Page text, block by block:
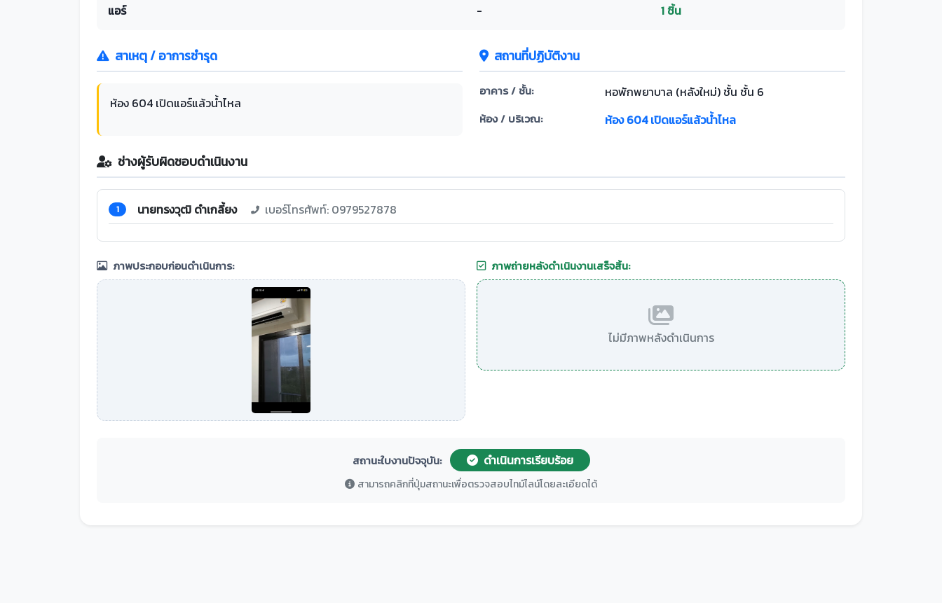
แอร์ - 1 ชิ้น
สาเหตุ / อาการชำรุด
ห้อง 604 เปิดแอร์แล้วน้ำไหล
สถานที่ปฏิบัติงาน
อาคาร / ชั้น: หอพักพยาบาล (หลังใหม่) ชั้น ชั้น 6
ห้อง / บริเวณ: ห้อง 604 เปิดแอร์แล้วน้ำไหล
ช่างผู้รับผิดชอบดำเนินงาน
1 นายทรงวุฒิ ดำเกลี้ยง เบอร์โทรศัพท์: 0979527878
ภาพประกอบก่อนดำเนินการ: ภาพถ่ายหลังดำเนินงานเสร็จสิ้น:
ไม่มีภาพหลังดำเนินการ
สถานะใบงานปัจจุบัน: ดำเนินการเรียบร้อย
สามารถคลิกที่ปุ่มสถานะเพื่อตรวจสอบไทม์ไลน์โดยละเอียดได้